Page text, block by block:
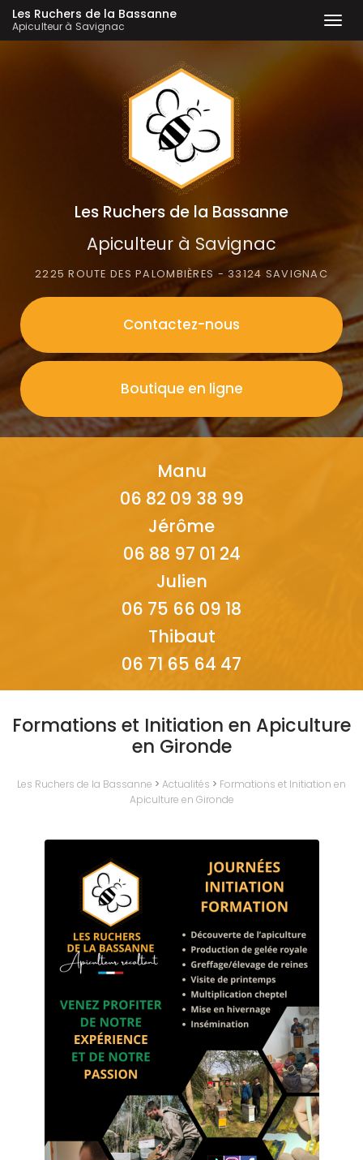
Les Ruchers de la Bassanne
Apiculteur à Savignac
Les Ruchers de la Bassanne
Apiculteur à Savignac
2225 ROUTE DES PALOMBIÈRES - 33124 SAVIGNAC
Contactez-nous
Boutique en ligne
Manu
06 82 09 38 99
Jérôme
06 88 97 01 24
Julien
06 75 66 09 18
Thibaut
06 71 65 64 47
Formations et Initiation en Apiculture
en Gironde
Les Ruchers de la Bassanne > Actualités > Formations et Initiation en
Apiculture en Gironde